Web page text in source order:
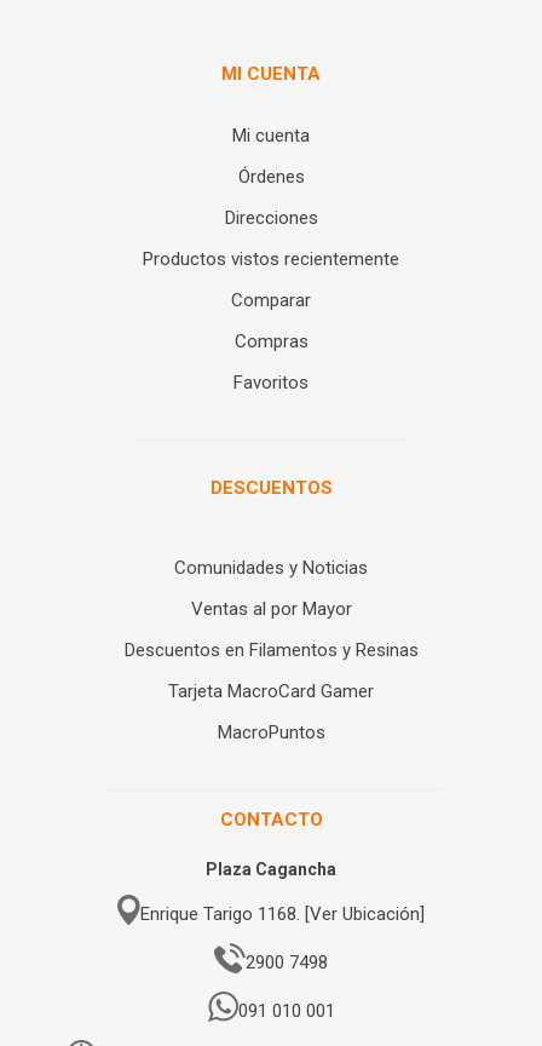
MI CUENTA
Mi cuenta
Órdenes
Direcciones
Productos vistos recientemente
Comparar
Compras
Favoritos
DESCUENTOS
Comunidades y Noticias
Ventas al por Mayor
Descuentos en Filamentos y Resinas
Tarjeta MacroCard Gamer
MacroPuntos
CONTACTO
Plaza Cagancha
Enrique Tarigo 1168. [Ver Ubicación]
2900 7498
091 010 001